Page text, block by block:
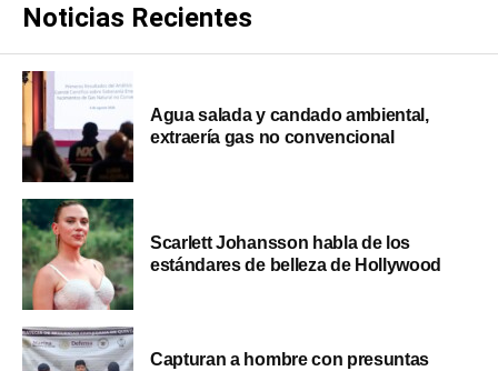
Noticias Recientes
Agua salada y candado ambiental,
extraería gas no convencional
Scarlett Johansson habla de los
estándares de belleza de Hollywood
Capturan a hombre con presuntas